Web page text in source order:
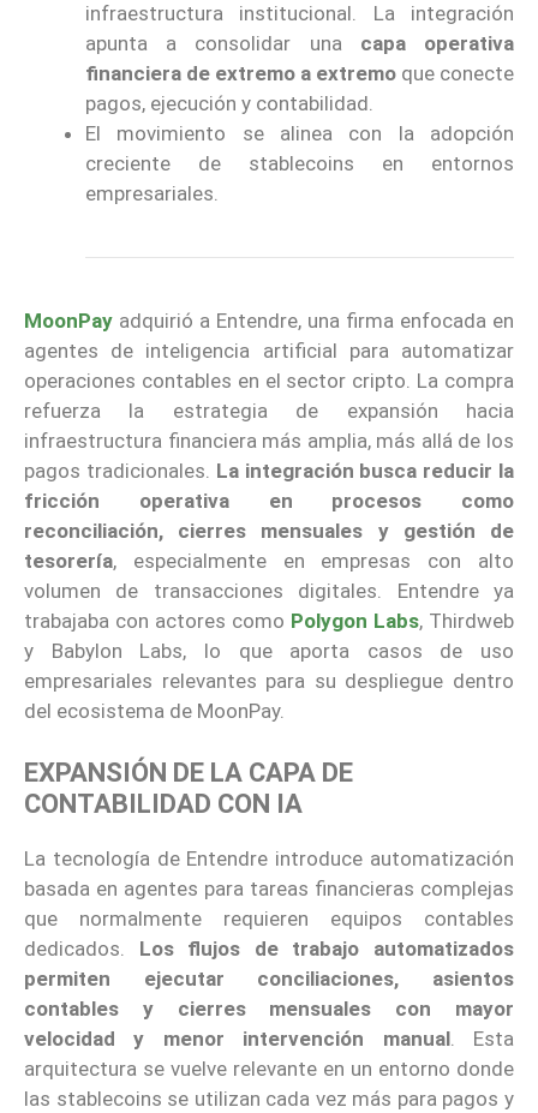
infraestructura institucional. La integración
apunta a consolidar una capa operativa
financiera de extremo a extremo que conecte
pagos, ejecución y contabilidad.
El movimiento se alinea con la adopción
creciente de stablecoins en entornos
empresariales.
MoonPay adquirió a Entendre, una firma enfocada en
agentes de inteligencia artificial para automatizar
operaciones contables en el sector cripto. La compra
refuerza la estrategia de expansión hacia
infraestructura financiera más amplia, más allá de los
pagos tradicionales. La integración busca reducir la
fricción operativa en procesos como
reconciliación, cierres mensuales y gestión de
tesorería, especialmente en empresas con alto
volumen de transacciones digitales. Entendre ya
trabajaba con actores como Polygon Labs, Thirdweb
y Babylon Labs, lo que aporta casos de uso
empresariales relevantes para su despliegue dentro
del ecosistema de MoonPay.
EXPANSIÓN DE LA CAPA DE
CONTABILIDAD CON IA
La tecnología de Entendre introduce automatización
basada en agentes para tareas financieras complejas
que normalmente requieren equipos contables
dedicados. Los flujos de trabajo automatizados
permiten ejecutar conciliaciones, asientos
contables y cierres mensuales con mayor
velocidad y menor intervención manual. Esta
arquitectura se vuelve relevante en un entorno donde
las stablecoins se utilizan cada vez más para pagos y